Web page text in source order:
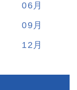
06
09
12